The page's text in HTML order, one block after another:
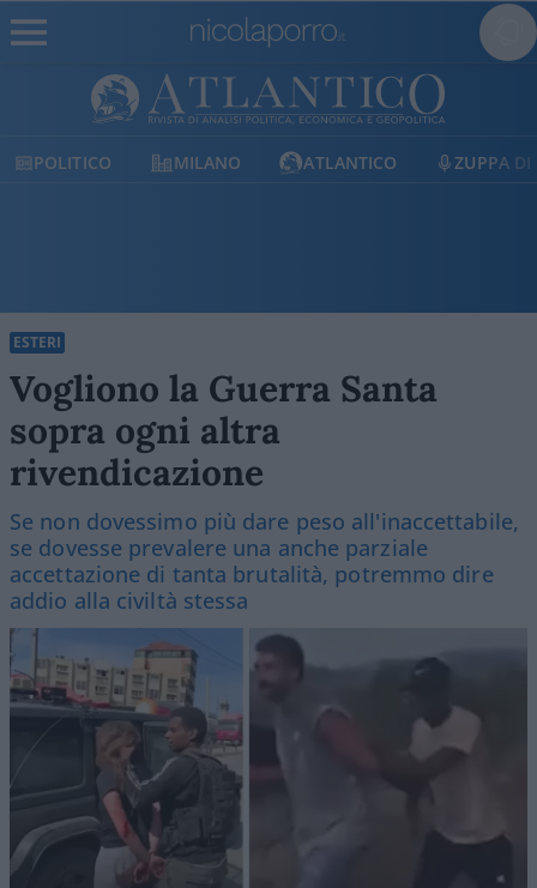
MILANO ATLANTICO ZUPPA DI PORRO
ESTERI
Vogliono la Guerra Santa
sopra ogni altra
rivendicazione
Se non dovessimo più dare peso all'inaccettabile,
se dovesse prevalere una anche parziale
accettazione di tanta brutalità, potremmo dire
addio alla civiltà stessa